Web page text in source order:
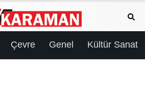
Çevre Genel Kültür Sanat